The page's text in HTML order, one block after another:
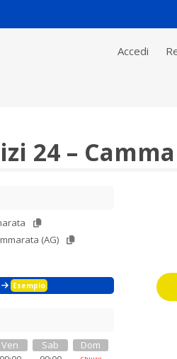
Accedi
24 –
(AG)
Esempio
Ven
Sab
Dom